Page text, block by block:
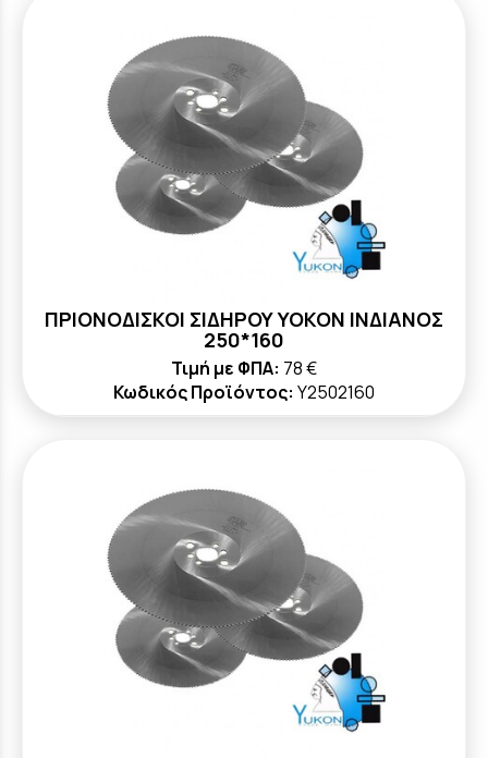
ΠΡΙΟΝΟΔΙΣΚΟΙ ΣΙΔΗΡΟΥ YOKON ΙΝΔΙΑΝΟΣ
250*160
Τιμή με ΦΠΑ: 78 €
Κωδικός Προϊόντος: Y2502160